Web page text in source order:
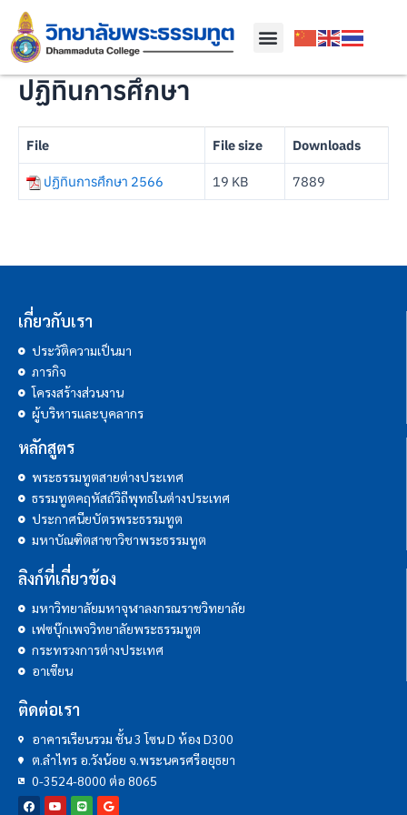
ปฏิทินการศึกษา
File File size Downloads
ปฏิทินการศึกษา 2566 19 KB 7889
เกี่ยวกับเรา
ประวัติความเป็นมา
ภารกิจ
โครงสร้างส่วนงาน
ผู้บริหารและบุคลากร
หลักสูตร
พระธรรมทูตสายต่างประเทศ
ธรรมทูตคฤหัสถ์วิถีพุทธในต่างประเทศ
ประกาศนียบัตรพระธรรมทูต
มหาบัณฑิตสาขาวิชาพระธรรมทูต
ลิงก์ที่เกี่ยวข้อง
มหาวิทยาลัยมหาจุฬาลงกรณราชวิทยาลัย
เฟซบุ๊กเพจวิทยาลัยพระธรรมทูต
กระทรวงการต่างประเทศ
อาเซียน
ติดต่อเรา
อาคารเรียนรวม ชั้น 3 โซน D ห้อง D300
ต.ลำไทร อ.วังน้อย จ.พระนครศรีอยุธยา
0-3524-8000 ต่อ 8065